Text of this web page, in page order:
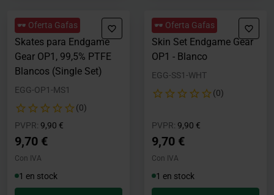
🕶️ Oferta Gafas
Skates para Endgame
Gear OP1, 99,5% PTFE
Blancos (Single Set)
EGG-OP1-MS1
(0)
PVPR: Precio rebajado desde
9,90 €
9,70 €
Con IVA
1 en stock
🕶️ Oferta Gafas
Skin Set Endgame Gear
OP1 - Blanco
EGG-SS1-WHT
(0)
PVPR: Precio rebajado desde
9,90 €
9,70 €
Con IVA
1 en stock